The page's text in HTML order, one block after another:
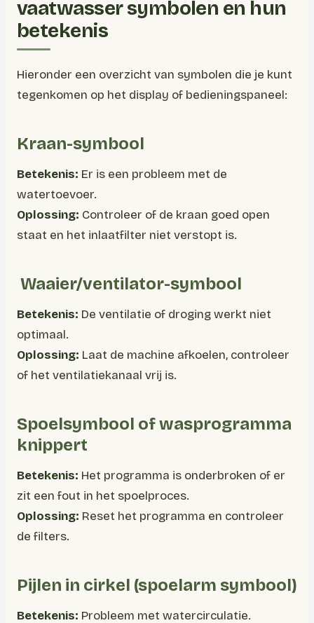
vaatwasser symbolen en hun
betekenis
Hieronder een overzicht van symbolen die je kunt
tegenkomen op het display of bedieningspaneel:
Kraan-symbool
Betekenis: Er is een probleem met de
watertoevoer.
Oplossing: Controleer of de kraan goed open
staat en het inlaatfilter niet verstopt is.
️ Waaier/ventilator-symbool
Betekenis: De ventilatie of droging werkt niet
optimaal.
Oplossing: Laat de machine afkoelen, controleer
of het ventilatiekanaal vrij is.
Spoelsymbool of wasprogramma
knippert
Betekenis: Het programma is onderbroken of er
zit een fout in het spoelproces.
Oplossing: Reset het programma en controleer
de filters.
Pijlen in cirkel (spoelarm symbool)
Betekenis: Probleem met watercirculatie.